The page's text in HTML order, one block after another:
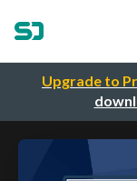
Upgrade to